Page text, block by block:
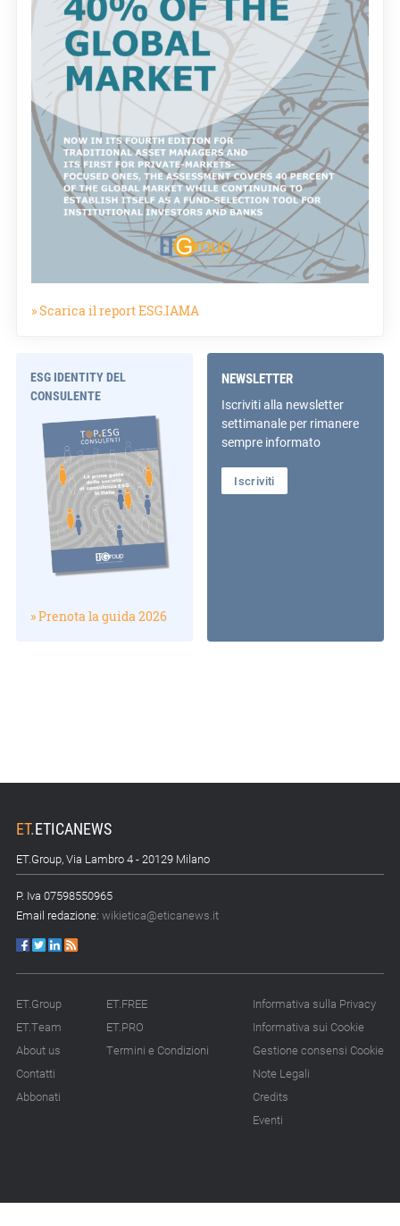
» Scarica il report ESG.IAMA
ESG IDENTITY DEL
CONSULENTE
» Prenota la guida 2026
NEWSLETTER
Iscriviti alla newsletter
settimanale per rimanere
sempre informato
Iscriviti
ET.ETICANEWS
ET.Group, Via Lambro 4 - 20129 Milano
P. Iva 07598550965
Email redazione: wikietica@eticanews.it
ET.Group
ET.Team
About us
Contatti
Abbonati
ET.FREE
ET.PRO
Termini e Condizioni
Informativa sulla Privacy
Informativa sui Cookie
Gestione consensi Cookie
Note Legali
Credits
Eventi